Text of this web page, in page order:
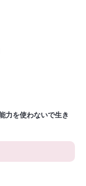
力を使わないで生き